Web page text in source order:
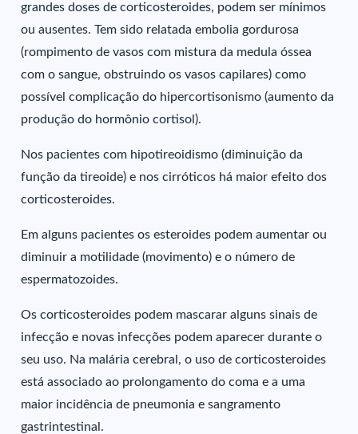
grandes doses de corticosteroides, podem ser mínimos
ou ausentes. Tem sido relatada embolia gordurosa
(rompimento de vasos com mistura da medula óssea
com o sangue, obstruindo os vasos capilares) como
possível complicação do hipercortisonismo (aumento da
produção do hormônio cortisol).
Nos pacientes com hipotireoidismo (diminuição da
função da tireoide) e nos cirróticos há maior efeito dos
corticosteroides.
Em alguns pacientes os esteroides podem aumentar ou
diminuir a motilidade (movimento) e o número de
espermatozoides.
Os corticosteroides podem mascarar alguns sinais de
infecção e novas infecções podem aparecer durante o
seu uso. Na malária cerebral, o uso de corticosteroides
está associado ao prolongamento do coma e a uma
maior incidência de pneumonia e sangramento
gastrintestinal.